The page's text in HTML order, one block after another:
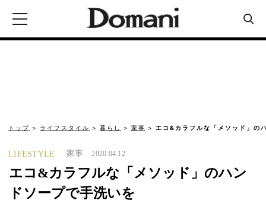
トップ ライフスタイル 暮らし 家事 エコ&カラフルな「メソッド」の
LIFESTYLE 家事 2020.04.12
エコ&カラフルな「メソッド」のハン
ドソープで手洗いを